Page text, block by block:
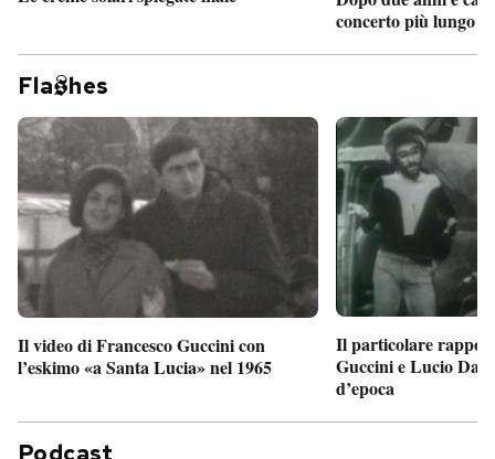
concerto più lungo
Fla hes
Il video di Francesco Guccini con
l’eskimo «a Santa Lucia» nel 1965
Il particolare
Guccini e Lucio
d’epoca